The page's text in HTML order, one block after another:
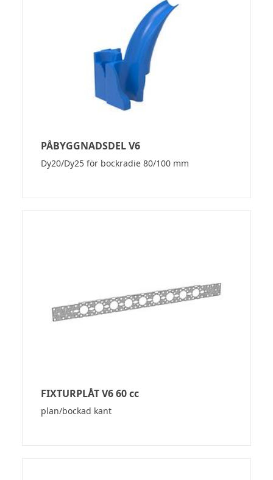
PÅBYGGNADSDEL V6
Dy20/Dy25 för bockradie 80/100 mm
FIXTURPLÅT V6 60 cc
plan/bockad kant